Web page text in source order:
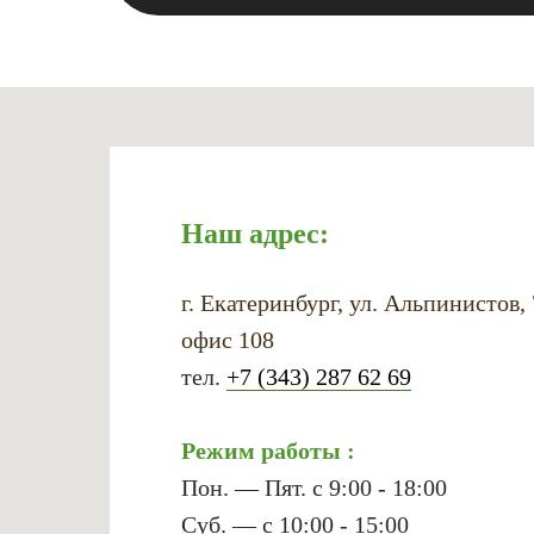
Наш адрес:
г. Екатеринбург, ул.
офис 108
тел. +7 (343) 287 62 69
Режим работы :
Пон. — Пят. с 9:00 - 18:00
Суб. — с 10:00 - 15:00